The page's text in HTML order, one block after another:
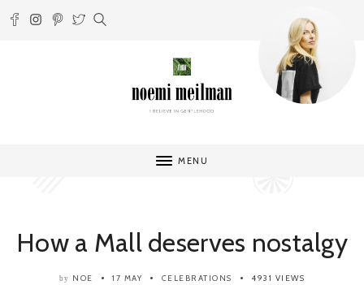
MENU
How a Mall deserves nostalgy
by NOE 17 MAY CELEBRATIONS 4931 VIEWS